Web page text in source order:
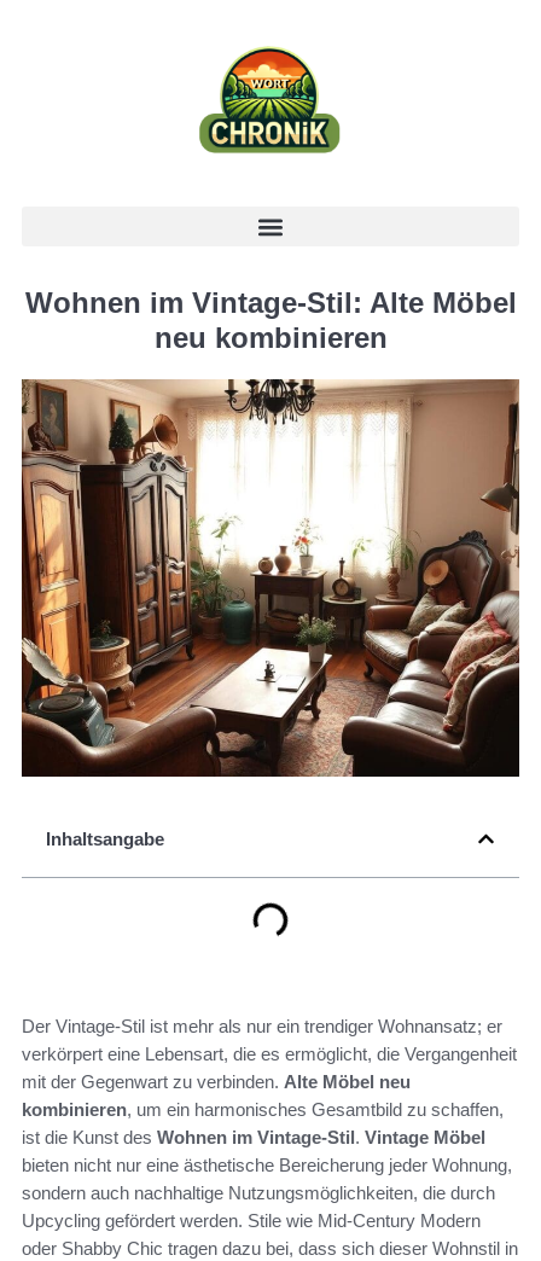
Wohnen im Vintage-Stil: Alte Möbel
neu kombinieren
Inhaltsangabe
Der Vintage-Stil ist mehr als nur ein trendiger Wohnansatz; er
verkörpert eine Lebensart, die es ermöglicht, die Vergangenheit
mit der Gegenwart zu verbinden. Alte Möbel neu
kombinieren, um ein harmonisches Gesamtbild zu schaffen,
ist die Kunst des Wohnen im Vintage-Stil. Vintage Möbel
bieten nicht nur eine ästhetische Bereicherung jeder Wohnung,
sondern auch nachhaltige Nutzungsmöglichkeiten, die durch
Upcycling gefördert werden. Stile wie Mid-Century Modern
oder Shabby Chic tragen dazu bei, dass sich dieser Wohnstil in